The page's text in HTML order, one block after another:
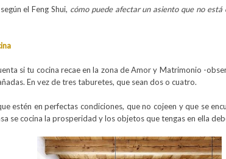
el Feng Shui, cómo puede afectar un asiento que no está
si tu cocina recae en la zona de Amor y Matrimonio -
En vez de tres taburetes, que sean dos o cuatro.
estén enperfectas condiciones, que no cojeen y que se
se cocina la prosperidad y los objetos que tengas en ella